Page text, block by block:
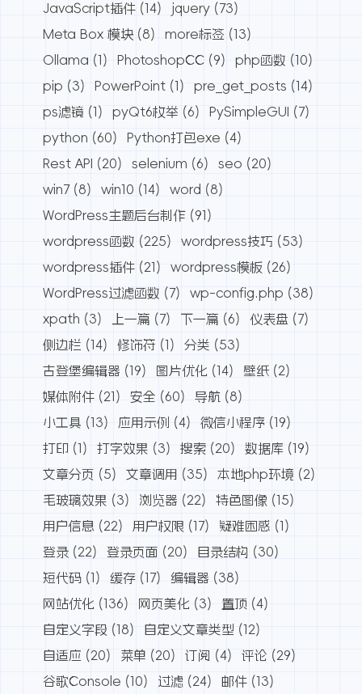
JavaScript插件 (14) jquery (73)
Meta Box 模块 (8) more标签 (13)
Ollama (1) PhotoshopCC (9) php函数 (10)
pip (3) PowerPoint (1) pre_get_posts (14)
ps滤镜 (1) pyQt6枚举 (6) PySimpleGUI (7)
python (60) Python打包exe (4)
Rest API (20) selenium (6) seo (20)
win7 (8) win10 (14) word (8)
WordPress主题后台制作 (91)
wordpress函数 (225) wordpress技巧 (53)
wordpress插件 (21) wordpress模板 (26)
WordPress过滤函数 (7) wp-config.php (38)
xpath (3) 上一篇 (7) 下一篇 (6) 仪表盘 (7)
侧边栏 (14) 修饰符 (1) 分类 (53)
古登堡编辑器 (19) 图片优化 (14) 壁纸 (2)
媒体附件 (21) 安全 (60) 导航 (8)
小工具 (13) 应用示例 (4) 微信小程序 (19)
打印 (1) 打字效果 (3) 搜索 (20) 数据库 (19)
文章分页 (5) 文章调用 (35) 本地php环境 (2)
毛玻璃效果 (3) 浏览器 (22) 特色图像 (15)
用户信息 (22) 用户权限 (17) 疑难困惑 (1)
登录 (22) 登录页面 (20) 目录结构 (30)
短代码 (1) 缓存 (17) 编辑器 (38)
网站优化 (136) 网页美化 (3) 置顶 (4)
自定义字段 (18) 自定义文章类型 (12)
自适应 (20) 菜单 (20) 订阅 (4) 评论 (29)
谷歌Console (10) 过滤 (24) 邮件 (13)